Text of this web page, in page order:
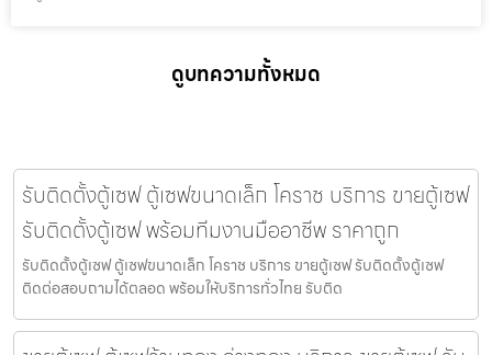
ดูบทความทั้งหมด
รับติดตั้งตู้เซฟ ตู้เซฟขนาดเล็ก โคราช บริการ ขายตู้เซฟ
รับติดตั้งตู้เซฟ พร้อมทีมงานมืออาชีพ ราคาถูก
รับติดตั้งตู้เซฟ ตู้เซฟขนาดเล็ก โคราช บริการ ขายตู้เซฟ รับติดตั้งตู้เซฟ
ติดต่อสอบถามได้ตลอด พร้อมให้บริการทั่วไทย รับติด